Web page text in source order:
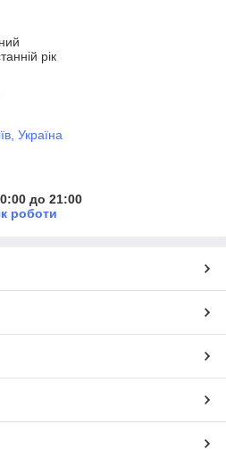
рік
Україна
до 21:00
роботи